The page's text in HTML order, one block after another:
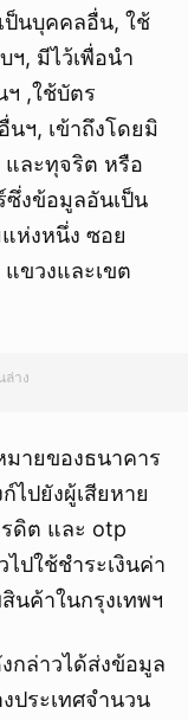
ป็นบุคคลอื่น, ใช้
, มีไว้เพื่อนำ
ฯ ,ใช้บัตร
ฯ, เข้าถึงโดยมิ
ละทุจริต หรือ
ซึ่งข้อมูลอันเป็น
ห่งหนึ่ง ซอย
ขวงและเขต
าง
ายของธนาคาร
ไปยังผู้เสียหาย
ดิต และ otp
ปใช้ชำระเงินค่า
นค้าในกรุงเทพฯ
กล่าวได้ส่งข้อมูล
ประเทศจำนวน